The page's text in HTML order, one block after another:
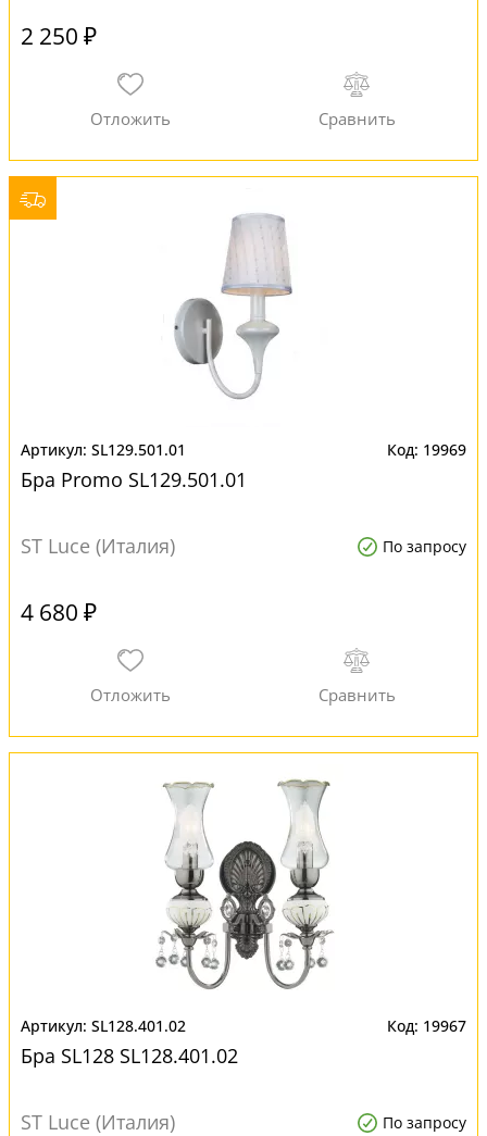
2 250 ₽
SL129.501.01 19969
Бра Promo SL129.501.01
ST Luce (Италия) По запросу
4 680 ₽
SL128.401.02 19967
Бра SL128 SL128.401.02
ST Luce (Италия) По запросу